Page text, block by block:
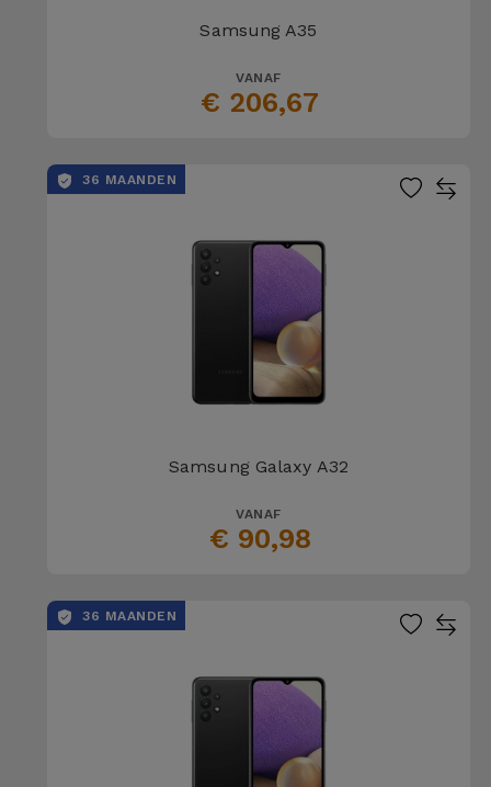
Samsung A35
VANAF
€ 206,67
36 MAANDEN
Samsung Galaxy A32
VANAF
€ 90,98
36 MAANDEN